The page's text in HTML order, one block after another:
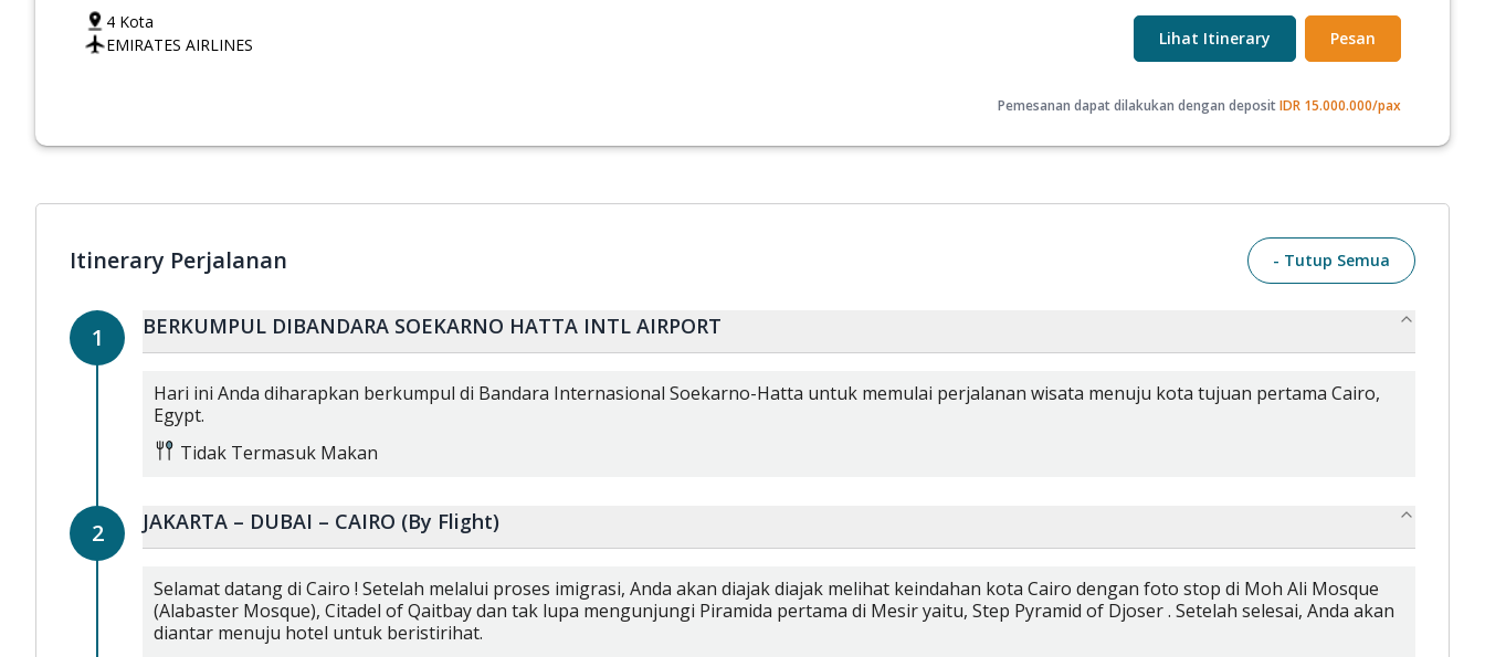
4 Kota
EMIRATES AIRLINES
Lihat Itinerary Pesan
Pemesanan dapat dilakukan dengan depositIDR 15.000.000/pax
Itinerary Perjalanan - Tutup Semua
1 BERKUMPUL DIBANDARA SOEKARNO HATTA INTL AIRPORT
Hari ini Anda diharapkan berkumpul di Bandara Internasional Soekarno-Hatta untuk memulai perjalanan wisata menuju kota tujuan pertama Cairo,
Egypt.
Tidak Termasuk Makan
2 JAKARTA – DUBAI – CAIRO (By Flight)
Selamat datang di Cairo ! Setelah melalui proses imigrasi, Anda akan diajak diajak melihat keindahan kota Cairo dengan foto stop di Moh Ali Mosque
(Alabaster Mosque), Citadel of Qaitbay dan tak lupa mengunjungi Piramida pertama di Mesir yaitu, Step Pyramid of Djoser . Setelah selesai, Anda akan
diantar menuju hotel untuk beristirihat.